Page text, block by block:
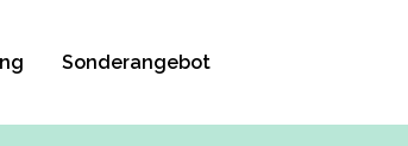
Sonderangebot